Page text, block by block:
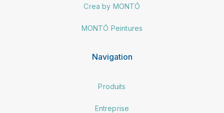
Crea by MONTÓ
MONTÓ Peintures
Navigation
Produits
Entreprise